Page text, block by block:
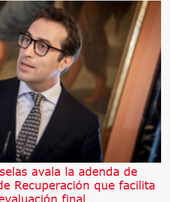
avala la adenda de
Recuperación que facilita
final